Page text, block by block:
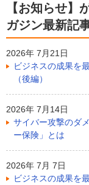
【お知らせ】
ガジン最新記
2026年 7月21日
ビジネスの成果を
（後編）
2026年 7月14日
サイバー攻撃のダ
ー保険」とは
2026年 7月 7日
ビジネスの成果を